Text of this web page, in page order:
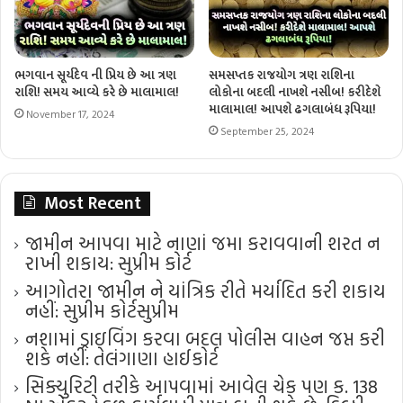
ભગવાન સૂર્યદેવ ની પ્રિય છે આ ત્રણ
રાશિ! સમય આવ્યે કરે છે માલામાલ!
November 17, 2024
સમસપ્તક રાજયોગ ત્રણ રાશિના
લોકોના બદલી નાખશે નસીબ! કરીદેશે
માલામાલ! આપશે ઢગલાબંધ રૂપિયા!
September 25, 2024
Most Recent
જામીન આપવા માટે નાણાં જમા કરાવવાની શરત ન
રાખી શકાય: સુપ્રીમ કોર્ટ
આગોતરા જામીન ને યાંત્રિક રીતે મર્યાદિત કરી શકાય
નહીં: સુપ્રીમ કોર્ટ​સુપ્રીમ
નશામાં ડ્રાઇવિંગ કરવા બદલ પોલીસ વાહન જપ્ત કરી
શકે નહીં: તેલંગાણા હાઈકોર્ટ
સિક્યુરિટી તરીકે આપવામાં આવેલ ચેક પણ ક. 138